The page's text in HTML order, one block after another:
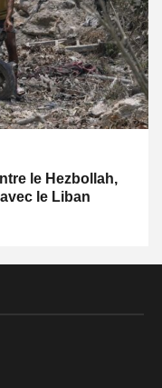
le Hezbollah,
le Liban